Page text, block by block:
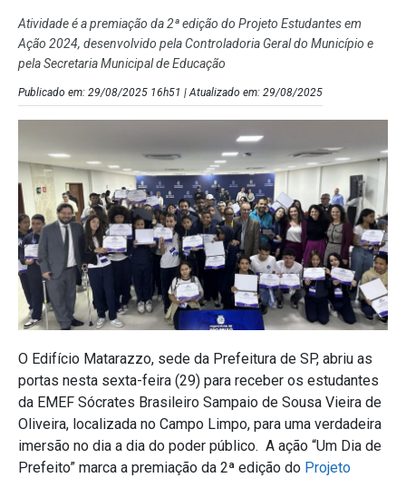
Atividade é a premiação da 2ª edição do Projeto Estudantes em
Ação 2024, desenvolvido pela Controladoria Geral do Município e
pela Secretaria Municipal de Educação
Publicado em: 29/08/2025 16h51 | Atualizado em: 29/08/2025
O Edifício Matarazzo, sede da Prefeitura de SP, abriu as
portas nesta sexta-feira (29) para receber os estudantes
da EMEF Sócrates Brasileiro Sampaio de Sousa Vieira de
Oliveira, localizada no Campo Limpo, para uma verdadeira
imersão no dia a dia do poder público. A ação “Um Dia de
Prefeito” marca a premiação da 2ª edição do Projeto